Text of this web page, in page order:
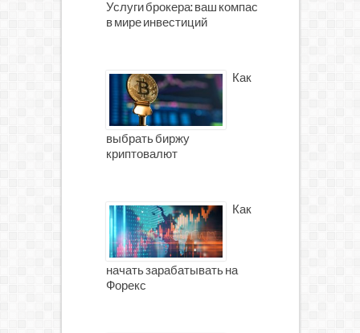
Услуги брокера: ваш компас
в мире инвестиций
Как
выбрать биржу
криптовалют
Как
начать зарабатывать на
Форекс